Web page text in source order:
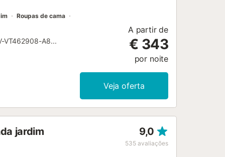
Roupas de cama
VT462908-A8...
A partir de
€ 343
por noite
Veja oferta
jardim 9,0
535 avaliações